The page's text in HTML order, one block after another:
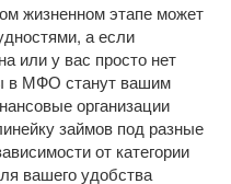
жизненном этапе может
а если
или у вас просто нет
в МФО станут вашим
организации
займов под разные
от категории
вашего удобства